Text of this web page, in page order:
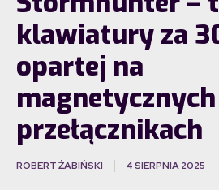
klawiatury za
opartej na
magnetycznych
przełącznikach
ROBERT ŻABIŃSKI 4 SIERPNIA 2025